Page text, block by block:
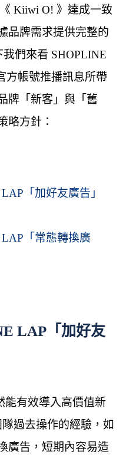
Kiiwi O! 》達成一致
品牌需求提供完整的
們來看 SHOPLINE
方帳號推播訊息所帶
牌「新客」與「舊
略方針：
「加好友廣告」
「常態轉換廣
LAP「加好友
能有效導入高價值新
過去操作的經驗，如
廣告，短期內容易造